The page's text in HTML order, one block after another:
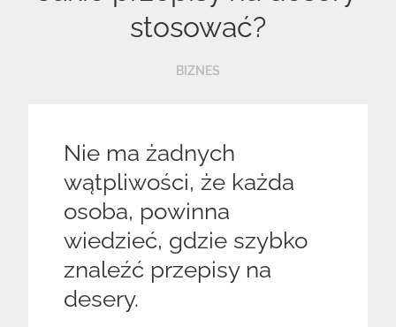
stosować?
BIZNES
Nie ma żadnych
wątpliwości, że każda
osoba, powinna
wiedzieć, gdzie szybko
znaleźć przepisy na
desery.